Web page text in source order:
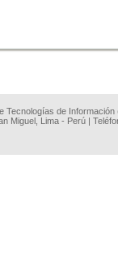
Tecnologías de
Miguel, Lima - Perú |